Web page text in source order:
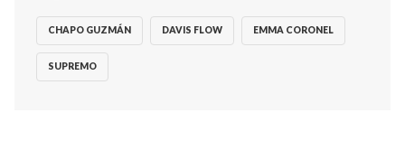
CHAPO GUZMÁN DAVIS FLOW EMMA CORONEL
SUPREMO